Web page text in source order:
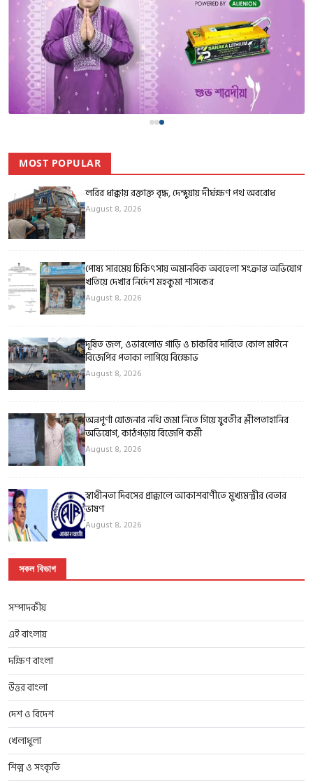
MOST POPULAR
লরির ধাক্কায় রক্তাক্ত বৃদ্ধ, দেন্দুয়ায় দীর্ঘক্ষণ পথ অবরোধ
August 8, 2026
পোষ্য সারমেয় চিকিৎসায় অমানবিক অবহেলা সংক্রান্ত অভিযোগ
খতিয়ে দেখার নির্দেশ মহকুমা শাসকের
August 8, 2026
দূষিত জল, ওভারলোড গাড়ি ও চাকরির দাবিতে কোল মাইনে
বিজেপির পতাকা লাগিয়ে বিক্ষোভ
August 8, 2026
অন্নপূর্ণা যোজনার নথি জমা নিতে গিয়ে যুবতীর শ্লীলতাহানির
অভিযোগ, কাঠগড়ায় বিজেপি কর্মী
August 8, 2026
স্বাধীনতা দিবসের প্রাক্কালে আকাশবাণীতে মুখ্যমন্ত্রীর বেতার
ভাষণ
August 8, 2026
সকল বিভাগ
সম্পাদকীয়
এই বাংলায়
দক্ষিণ বাংলা
উত্তর বাংলা
দেশ ও বিদেশ
খেলাধুলা
শিল্প ও সংকৃতি